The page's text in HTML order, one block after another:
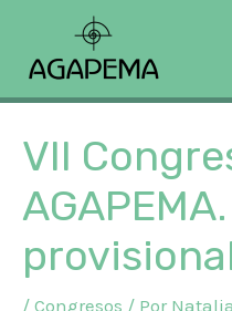
contido
VII
/ Congresos / Por Natalia
Navegación
entradas
s
ó
r
i
c